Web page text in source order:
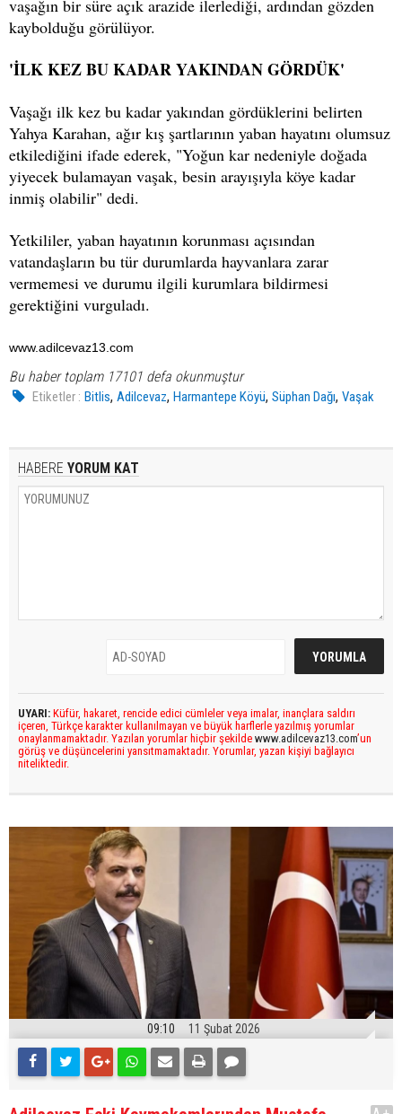
vaşağın bir süre açık arazide ilerlediği, ardından gözden
kaybolduğu görülüyor.
'İLK KEZ BU KADAR YAKINDAN GÖRDÜK'
Vaşağı ilk kez bu kadar yakından gördüklerini belirten
Yahya Karahan, ağır kış şartlarının yaban hayatını olumsuz
etkilediğini ifade ederek, "Yoğun kar nedeniyle doğada
yiyecek bulamayan vaşak, besin arayışıyla köye kadar
inmiş olabilir" dedi.
Yetkililer, yaban hayatının korunması açısından
vatandaşların bu tür durumlarda hayvanlara zarar
vermemesi ve durumu ilgili kurumlara bildirmesi
gerektiğini vurguladı.
www.adilcevaz13.com
Bu haber toplam 17101 defa okunmuştur
Etiketler : Bitlis,Adilcevaz,Harmantepe Köyü,Süphan Dağı,Vaşak
HABERE YORUM KAT
UYARI: Küfür, hakaret, rencide edici cümleler veya imalar, inançlara saldırı
içeren, Türkçe karakter kullanılmayan ve büyük harflerle yazılmış yorumlar
onaylanmamaktadır. Yazılan yorumlar hiçbir şekilde www.adilcevaz13.com’un
görüş ve düşüncelerini yansıtmamaktadır. Yorumlar, yazan kişiyi bağlayıcı
niteliktedir.
09:10 11 Şubat 2026